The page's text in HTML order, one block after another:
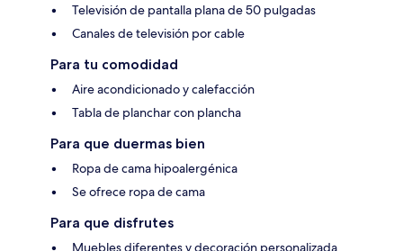
Televisión de pantalla plana de 50 pulgadas
Canales de televisión por cable
Para tu comodidad
Aire acondicionado y calefacción
Tabla de planchar con plancha
Para que duermas bien
Ropa de cama hipoalergénica
Se ofrece ropa de cama
Para que disfrutes
Muebles diferentes y decoración personalizada